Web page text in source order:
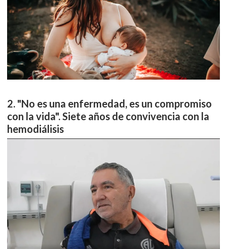
"No es una enfermedad, es un compromiso
con la vida". Siete años de convivencia con la
hemodiálisis